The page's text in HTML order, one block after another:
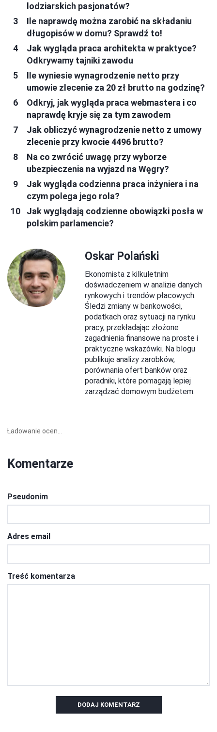
lodziarskich pasjonatów?
Ile naprawdę można zarobić na składaniu
długopisów w domu? Sprawdź to!
Jak wygląda praca architekta w praktyce?
Odkrywamy tajniki zawodu
Ile wyniesie wynagrodzenie netto przy
umowie zlecenie za 20 zł brutto na godzinę?
Odkryj, jak wygląda praca webmastera i co
naprawdę kryje się za tym zawodem
Jak obliczyć wynagrodzenie netto z umowy
zlecenie przy kwocie 4496 brutto?
Na co zwrócić uwagę przy wyborze
ubezpieczenia na wyjazd na Węgry?
Jak wygląda codzienna praca inżyniera i na
czym polega jego rola?
Jak wyglądają codzienne obowiązki posła w
polskim parlamencie?
Oskar Polański
Ekonomista z kilkuletnim
doświadczeniem w analizie danych
rynkowych i trendów płacowych.
Śledzi zmiany w bankowości,
podatkach oraz sytuacji na rynku
pracy, przekładając złożone
zagadnienia finansowe na proste i
praktyczne wskazówki. Na blogu
publikuje analizy zarobków,
porównania ofert banków oraz
poradniki, które pomagają lepiej
zarządzać domowym budżetem.
Ładowanie ocen...
Komentarze
Pseudonim
Adres email
Treść komentarza
DODAJ KOMENTARZ